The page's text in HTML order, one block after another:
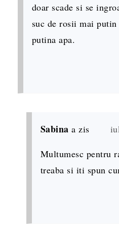
doar scade si se
suc de rosii mai
putina apa.
Sabina a zis
Multumesc pentru
treaba si iti spun